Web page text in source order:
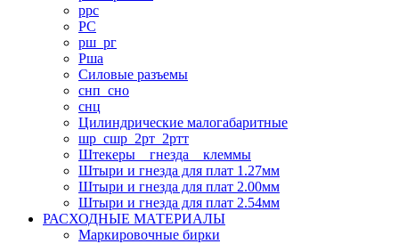
ррс
РС
рш_рг
Рша
Силовые разъемы
снп_сно
снц
Цилиндрические малогабаритные
шр_сшр_2рт_2ртт
Штекеры _ гнезда _ клеммы
Штыри и гнезда для плат 1.27мм
Штыри и гнезда для плат 2.00мм
Штыри и гнезда для плат 2.54мм
РАСХОДНЫЕ МАТЕРИАЛЫ
Маркировочные бирки